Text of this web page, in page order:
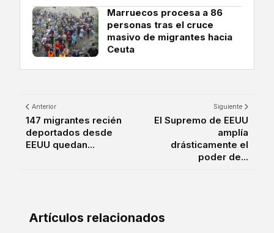
Marruecos procesa a 86
personas tras el cruce
masivo de migrantes hacia
Ceuta
Anterior
147 migrantes recién
deportados desde
EEUU quedan...
Siguiente
El Supremo de EEUU
amplía
drásticamente el
poder de...
Artículos relacionados